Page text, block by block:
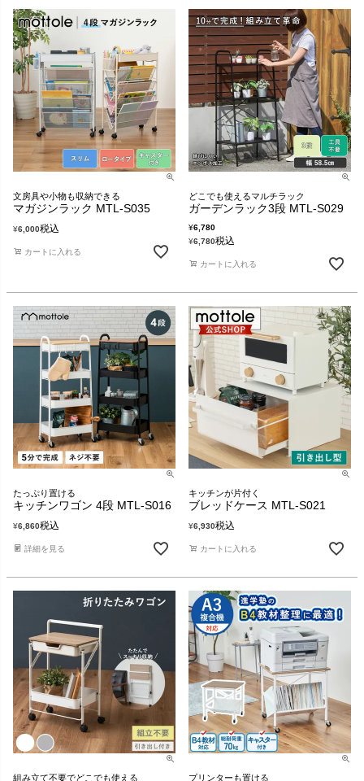
文房具や小物も収納できる
マガジンラック MTL-S035
¥6,000税込
カートに入れる
どこでも使えるマルチラック
ガーデンラック3段 MTL-S029
¥6,780
¥6,780税込
カートに入れる
たっぷり置ける
キッチンワゴン 4段 MTL-S016
¥6,860税込
詳細を見る
キッチンが片付く
ブレッドケース MTL-S021
¥6,930税込
カートに入れる
組み立て不要でどこでも使える プリンターも置ける